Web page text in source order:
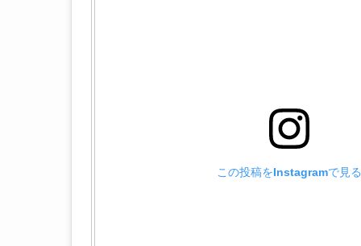
この投稿をInstagramで見る